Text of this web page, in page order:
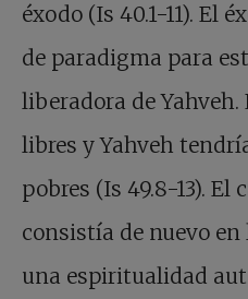
éxodo (Is 40.1-11). El
de paradigma para
liberadora de
libres y Yahveh
pobres (Is 49.8-13).
consistía de nuevo
una espiritualidad